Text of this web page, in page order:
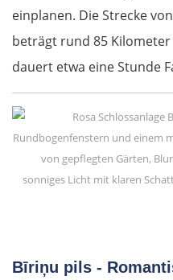
einplanen. Die Strecke
beträgt rund 85
dauert etwa eine Stunde
Bīriņu pils -